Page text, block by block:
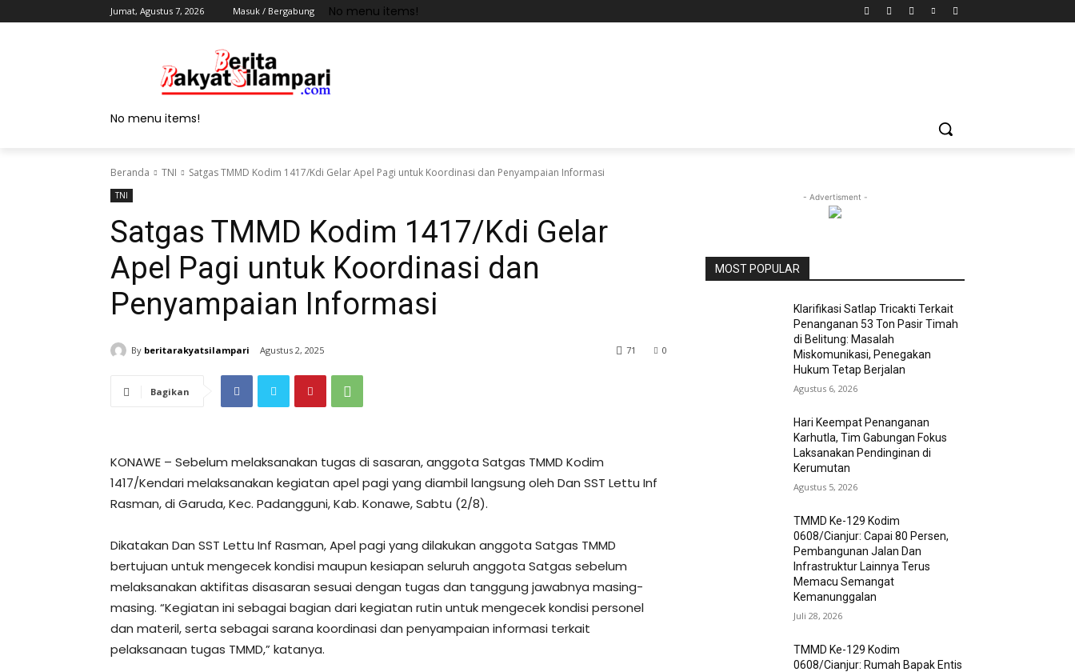
Jumat, Agustus 7, 2026 Masuk / Bergabung No menu items!
No menu items!
Beranda TNI Satgas TMMD Kodim 1417/Kdi Gelar Apel Pagi untuk Koordinasi dan Penyampaian Informasi
TNI
Satgas TMMD Kodim 1417/Kdi Gelar
Apel Pagi untuk Koordinasi dan
Penyampaian Informasi
By beritarakyatsilampari Agustus 2, 2025 0
71
Bagikan
KONAWE – Sebelum melaksanakan tugas di sasaran, anggota Satgas TMMD Kodim
1417/Kendari melaksanakan kegiatan apel pagi yang diambil langsung oleh Dan SST Lettu Inf
Rasman, di Garuda, Kec. Padangguni, Kab. Konawe, Sabtu (2/8).
Dikatakan Dan SST Lettu Inf Rasman, Apel pagi yang dilakukan anggota Satgas TMMD
bertujuan untuk mengecek kondisi maupun kesiapan seluruh anggota Satgas sebelum
melaksanakan aktifitas disasaran sesuai dengan tugas dan tanggung jawabnya masing-
masing. “Kegiatan ini sebagai bagian dari kegiatan rutin untuk mengecek kondisi personel
dan materil, serta sebagai sarana koordinasi dan penyampaian informasi terkait
pelaksanaan tugas TMMD,” katanya.
- Advertisment -
MOST POPULAR
Klarifikasi Satlap Tricakti Terkait
Penanganan 53 Ton Pasir Timah
di Belitung: Masalah
Miskomunikasi, Penegakan
Hukum Tetap Berjalan
Agustus 6, 2026
Hari Keempat Penanganan
Karhutla, Tim Gabungan Fokus
Laksanakan Pendinginan di
Kerumutan
Agustus 5, 2026
TMMD Ke-129 Kodim
0608/Cianjur: Capai 80 Persen,
Pembangunan Jalan Dan
Infrastruktur Lainnya Terus
Memacu Semangat
Kemanunggalan
Juli 28, 2026
TMMD Ke-129 Kodim
0608/Cianjur: Rumah Bapak Entis